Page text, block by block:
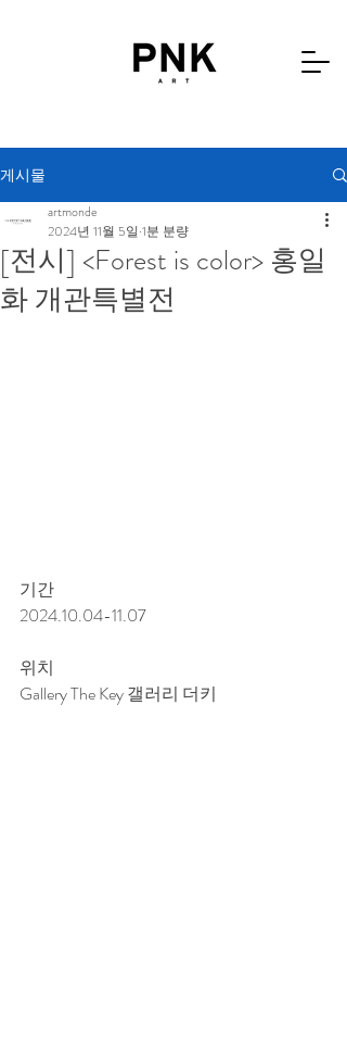
게시물
[전시] <Forest is color> 홍일
화 개관특별전
artmonde
2024년 11월 5일 1분 분량
기간
2024.10.04-11.07
위치
Gallery The Key 갤러리 더키